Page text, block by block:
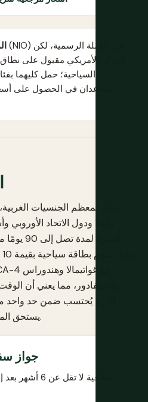
الدولار الأمريكي مقبول على
يمكن لمعظم الجنسيات
وكندا ودول الاتحاد الأوروبي
تأشيرة
والسلفادور، مما يعني أن
يستحق المتابعة بعناية في مسار إقليمي.
✓ جواز
صلاحية لا تقل